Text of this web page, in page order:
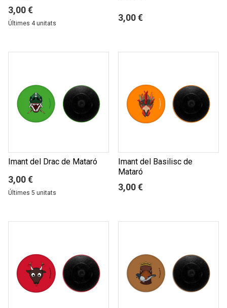
3,00 €
Últimes 4 unitats
3,00 €
Imant del Drac de Mataró
3,00 €
Últimes 5 unitats
Imant del Basilisc de
Mataró
3,00 €